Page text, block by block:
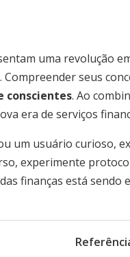
uma revolução
seus
conscientes. Ao
era de serviços
um usuário curioso,
experimente
finanças está sendo